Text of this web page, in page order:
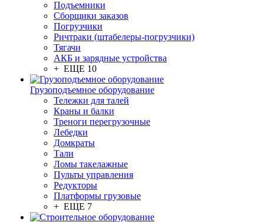
Подъемники
Сборщики заказов
Погрузчики
Ричтраки (штабелеры-погрузчики)
Тягачи
АКБ и зарядные устройства
+ ЕЩЕ 10
Грузоподъемное оборудование
Тележки для талей
Краны и балки
Треноги перегрузочные
Лебедки
Домкраты
Тали
Ломы такелажные
Пульты управления
Редукторы
Платформы грузовые
+ ЕЩЕ 7